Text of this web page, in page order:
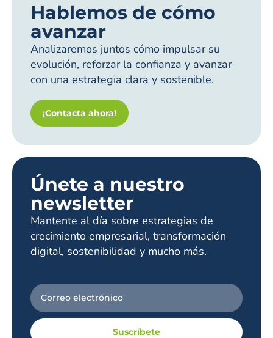
Hablemos de cómo
avanzar
Analizaremos juntos cómo impulsar su
evolución, reforzar la confianza y avanzar
con una estrategia clara y sostenible.
¡Contacta ahora!
Únete a nuestro
newsletter
Mantente al día sobre estrategias de
crecimiento empresarial, transformación
digital, sostenibilidad y mucho más.
Suscríbete